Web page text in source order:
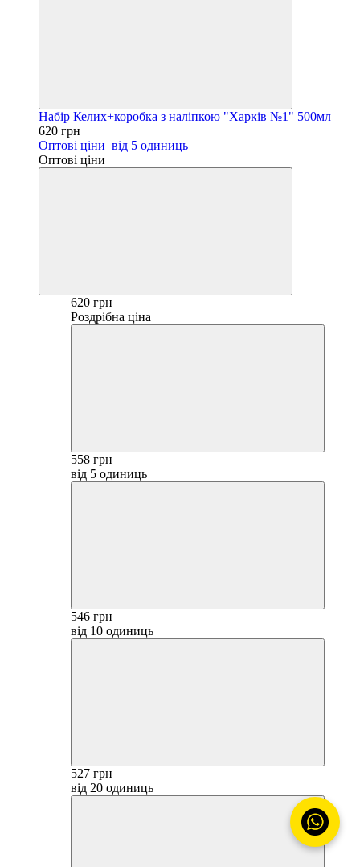
Набір Келих+коробка з наліпкою "Харків №1" 500мл
620 грн
Оптові ціни від 5 одиниць
Оптові ціни
620 грн
Роздрібна ціна
558 грн
від 5 одиниць
546 грн
від 10 одиниць
527 грн
від 20 одиниць